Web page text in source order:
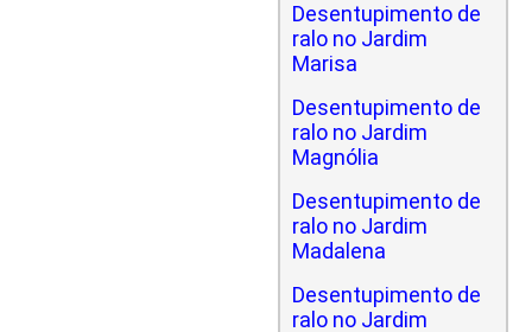
Desentupimento de
ralo no Jardim
Marisa
Desentupimento de
ralo no Jardim
Magnólia
Desentupimento de
ralo no Jardim
Madalena
Desentupimento de
ralo no Jardim